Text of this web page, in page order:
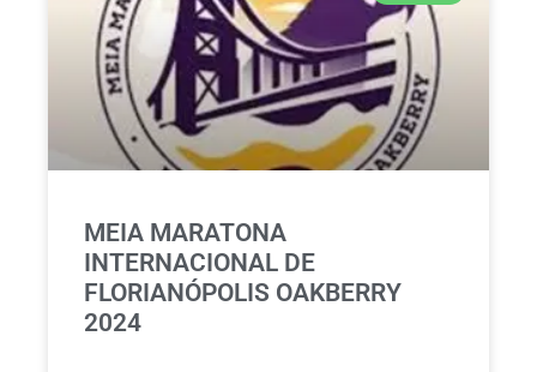
MEIA MARATONA
INTERNACIONAL DE
FLORIANÓPOLIS OAKBERRY
2024